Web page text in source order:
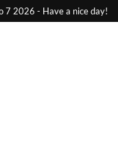
7 2026 - Have a nice day!